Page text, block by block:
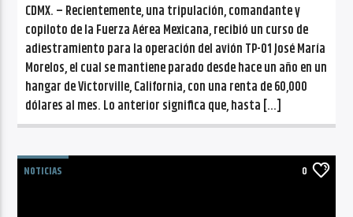
CDMX. – Recientemente, una tripulación, comandante y
copiloto de la Fuerza Aérea Mexicana, recibió un curso de
adiestramiento para la operación del avión TP-01 José María
Morelos, el cual se mantiene parado desde hace un año en un
hangar de Victorville, California, con una renta de 60,000
dólares al mes. Lo anterior significa que, hasta […]
NOTICIAS 0